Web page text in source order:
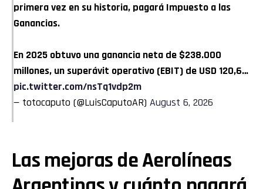
primera vez en su historia, pagará Impuesto a las
Ganancias.
En 2025 obtuvo una ganancia neta de $238.000
millones, un superávit operativo (EBIT) de USD 120,6…
pic.twitter.com/nsTq1vdp2m
— totocaputo (@LuisCaputoAR) August 6, 2026
Las mejoras de Aerolíneas